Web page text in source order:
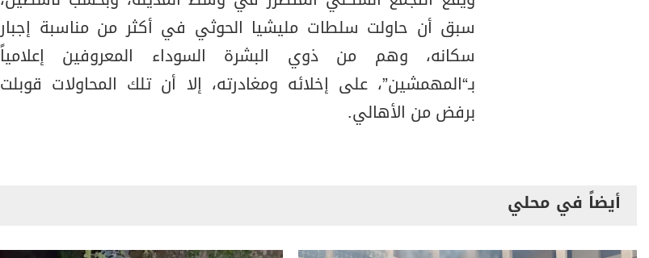
سبق أن حاولت سلطات مليشيا الحوثي في أكثر من مناسبة إجبار
سكانه، وهم من ذوي البشرة السوداء المعروفين إعلامياً
بـ“المهمشين”، على إخلائه ومغادرته، إلا أن تلك المحاولات قوبلت
برفض من الأهالي.
أيضاً في محلي